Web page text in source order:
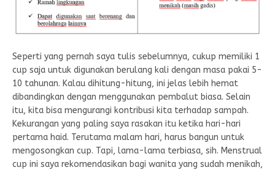
Seperti yang pernah saya tulis sebelumnya, cukup memiliki 1
cup saja untuk digunakan berulang kali dengan masa pakai 5-
10 tahunan. Kalau dihitung-hitung, ini jelas lebih hemat
dibandingkan dengan menggunakan pembalut biasa. Selain
itu, kita bisa mengurangi kontribusi kita terhadap sampah.
Kekurangan yang paling saya rasakan itu ketika hari-hari
pertama haid. Terutama malam hari, harus bangun untuk
mengosongkan cup. Tapi, lama-lama terbiasa, sih. Menstrual
cup ini saya rekomendasikan bagi wanita yang sudah menikah,